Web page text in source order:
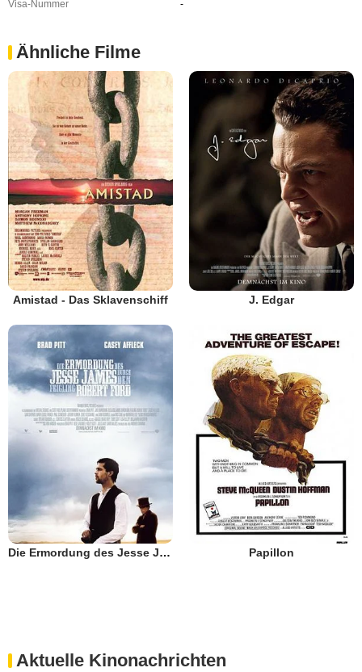
Visa-Nummer -
Ähnliche Filme
Amistad - Das Sklavenschiff J. Edgar
Die Ermordung des Jesse James durch den Feigling Robert Ford Papillon
Aktuelle Kinonachrichten